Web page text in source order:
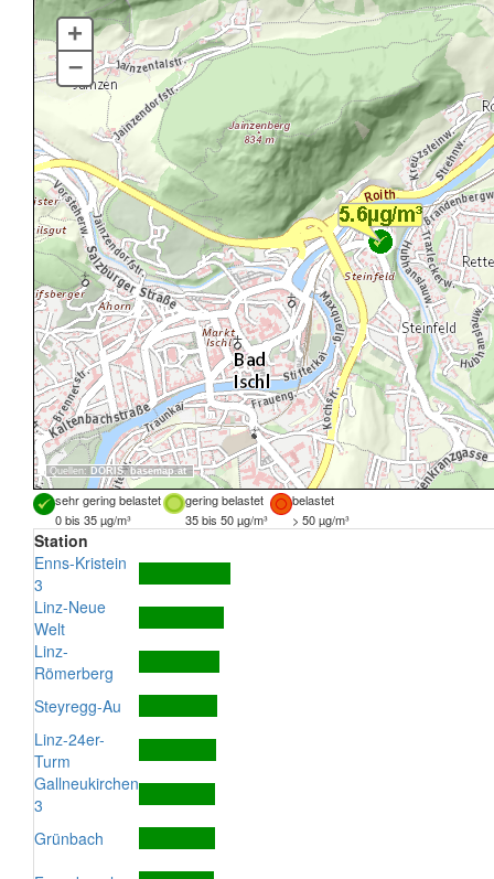
Quellen: DORIS, basemap.at
+
–
sehr gering belastet gering belastet
belastet
0 bis 35 µg/m³
35 bis 50 µg/m³ > 50 µg/m³
Station
Enns-Kristein
3
Linz-Neue
Welt
Linz-
Römerberg
Steyregg-Au
Linz-24er-
Turm
Gallneukirchen
3
Grünbach